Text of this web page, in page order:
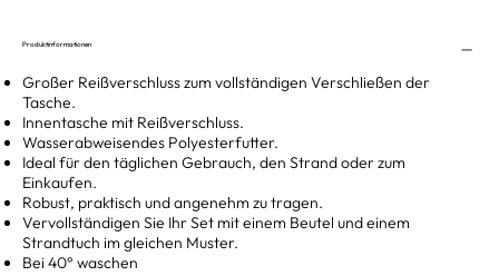
Produktinformationen
Großer Reißverschluss zum vollständigen Verschließen der
Tasche.
Innentasche mit Reißverschluss.
Wasserabweisendes Polyesterfutter.
Ideal für den täglichen Gebrauch, den Strand oder zum
Einkaufen.
Robust, praktisch und angenehm zu tragen.
Vervollständigen Sie Ihr Set mit einem Beutel und einem
Strandtuch im gleichen Muster.
Bei 40° waschen